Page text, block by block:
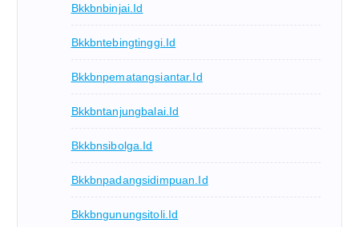
Bkkbnbinjai.id
Bkkbntebingtinggi.id
Bkkbnpematangsiantar.id
Bkkbntanjungbalai.id
Bkkbnsibolga.id
Bkkbnpadangsidimpuan.id
Bkkbngunungsitoli.id